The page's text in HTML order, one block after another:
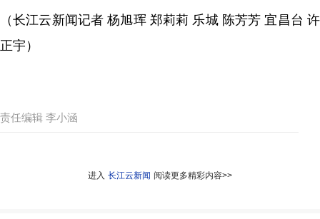
（长江云新闻记者 杨旭珲 郑莉莉 乐城 陈芳芳 宜昌台 许
正宇）
责任编辑 李小涵
进入 长江云新闻 阅读更多精彩内容>>